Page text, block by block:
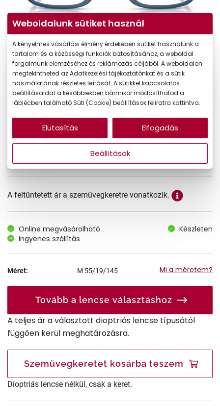
44.990 Ft
A feltűntetett ár a szemüvegkeretre vonatkozik.
Online megvásárolható
Készleten
Ingyenes szállítás
Méret: M 55/19/145 Mi a méretem?
Tovább a lencse választáshoz
A teljes ár a választott dioptriás lencse típusától
függően kerül meghatározásra.
Szemüvegkeretet kosárba teszem
Dioptriás lencse nélkül, csak a keret.
Weboldalunk sütiket használ
A kényelmes vásárlási élmény érdekében sütiket használunk a
tartalom és a közösségi funkciók biztosításához, a weboldal
forgalmunk elemzéséhez és reklámozás céljából. A weboldalon
megtekintheted az Adatkezelési tájékoztatónkat és a sütik
használatának részletes leírását. A sütikkel kapcsolatos
beállításaidat a későbbiekben bármikor módosíthatod a
láblécben található Süti (Cookie) beállítások feliratra kattintva.
Beállítások
Elutasítás Elfogadás